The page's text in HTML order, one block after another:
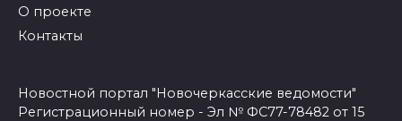
О проекте
Контакты
Новостной портал "Новочеркасские ведомости"
Регистрационный номер - Эл № ФС77-78482 от 15